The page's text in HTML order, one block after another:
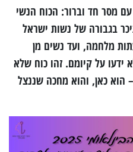
מסר חד וברור: הכוח הנשי
בגבורה של נשות ישראל
מלחמה, ועד נשים מן
ידעו על קיומם. זהו כוח שלא
הוא כאן, והוא מחכה שננצל